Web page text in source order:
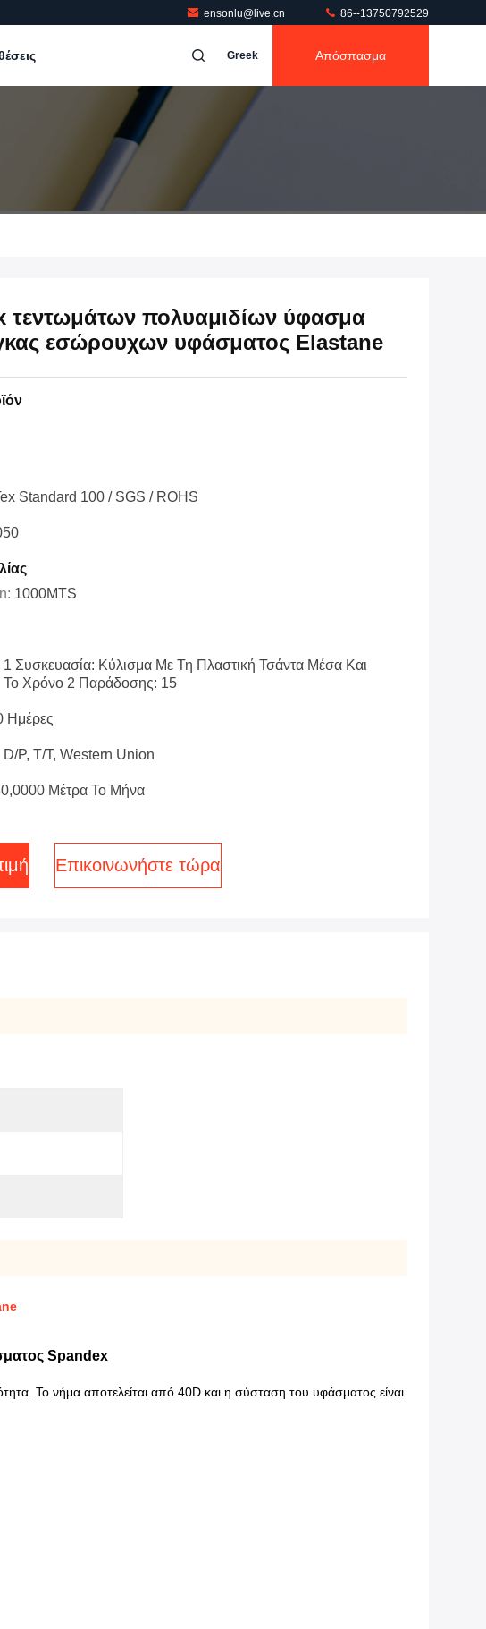
ensonlu@live.cn 86--13750792529
Greek Απόσπασμα
τεντωμάτων πολυαμιδίων ύφασμα
εσώρουχων υφάσματος Elastane
Standard 100 / SGS / ROHS
1000MTS
1 Συσκευασία: Κύλισμα Με Τη Πλαστική Τσάντα Μέσα Και
Χρόνο 2 Παράδοσης: 15
Ημέρες
D/P, T/T, Western Union
Μέτρα Το Μήνα
Επικοινωνήστε τώρα
Spandex
Το νήμα αποτελείται από 40D και η σύσταση του υφάσματος είναι